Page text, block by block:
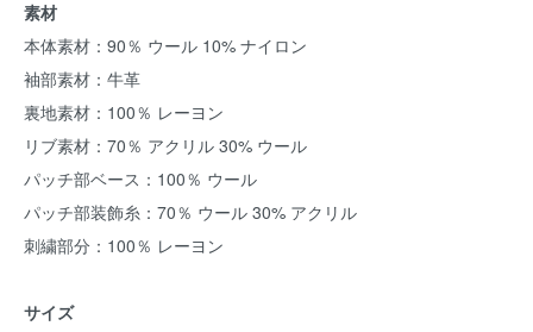
素材
本体素材：90％ ウール 10% ナイロン
袖部素材：牛革
裏地素材：100％ レーヨン
リブ素材：70％ アクリル 30% ウール
パッチ部ベース：100％ ウール
パッチ部装飾糸：70％ ウール 30% アクリル
刺繍部分：100％ レーヨン
サイズ